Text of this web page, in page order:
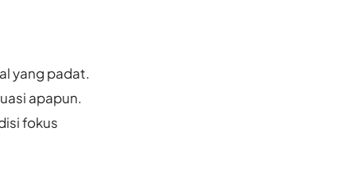
yang padat.
apapun.
fokus